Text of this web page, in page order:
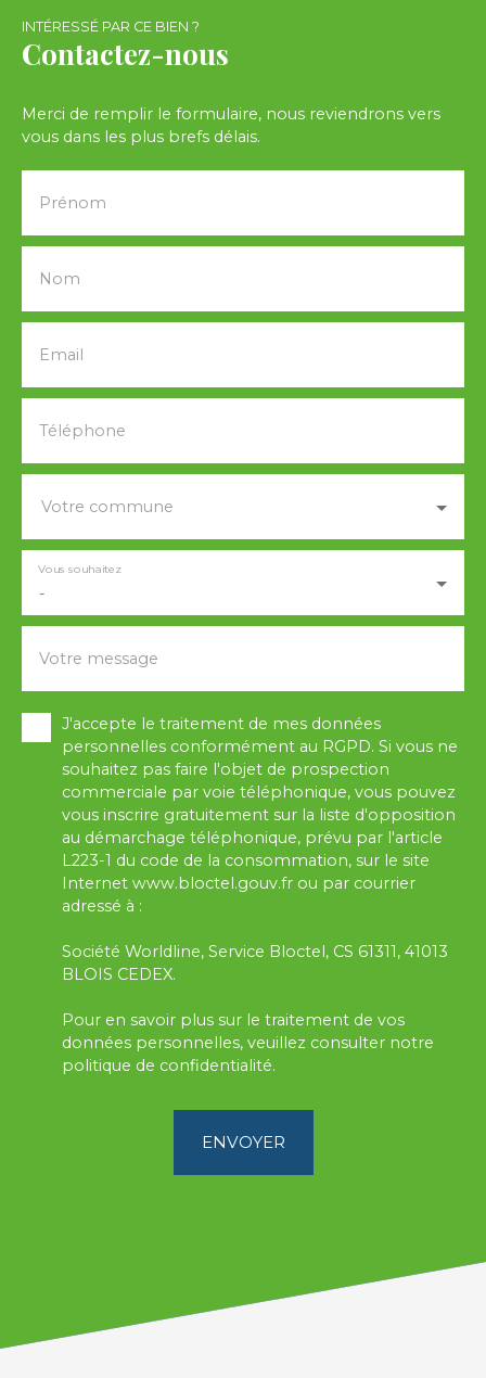
INTÉRESSÉ PAR CE BIEN ?
Contactez-nous
Merci de remplir le formulaire, nous reviendrons vers
vous dans les plus brefs délais.
Prénom
Nom
Email
Téléphone
Votre commune
-
Vous souhaitez
Votre message
J'accepte le traitement de mes données
personnelles conformément au RGPD. Si vous ne
souhaitez pas faire l'objet de prospection
commerciale par voie téléphonique, vous pouvez
vous inscrire gratuitement sur la liste d'opposition
au démarchage téléphonique, prévu par l'article
L223-1 du code de la consommation, sur le site
Internet www.bloctel.gouv.fr ou par courrier
adressé à :
Société Worldline, Service Bloctel, CS 61311, 41013
BLOIS CEDEX.
Pour en savoir plus sur le traitement de vos
données personnelles, veuillez consulter notre
politique de confidentialité.
ENVOYER